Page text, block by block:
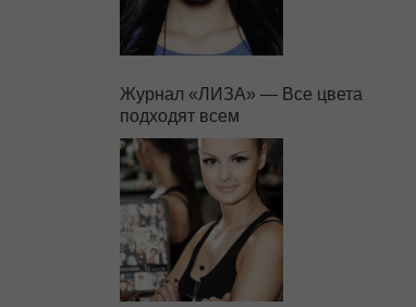
Журнал «ЛИЗА» — Все цвета
подходят всем